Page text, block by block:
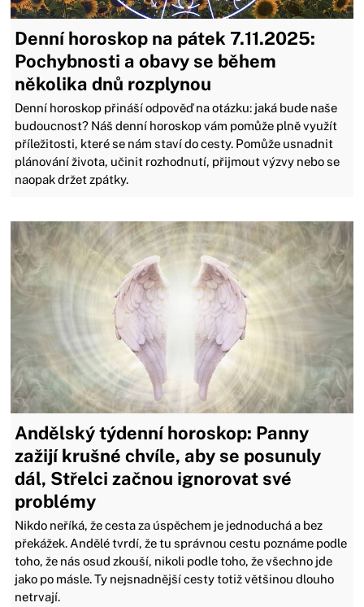
Denní horoskop na pátek 7.11.2025:
Pochybnosti a obavy se během
několika dnů rozplynou
Denní horoskop přináší odpověď na otázku: jaká bude naše
budoucnost? Náš denní horoskop vám pomůže plně využít
příležitosti, které se nám staví do cesty. Pomůže usnadnit
plánování života, učinit rozhodnutí, přijmout výzvy nebo se
naopak držet zpátky.
Andělský týdenní horoskop: Panny
zažijí krušné chvíle, aby se posunuly
dál, Střelci začnou ignorovat své
problémy
Nikdo neříká, že cesta za úspěchem je jednoduchá a bez
překážek. Andělé tvrdí, že tu správnou cestu poznáme podle
toho, že nás osud zkouší, nikoli podle toho, že všechno jde
jako po másle. Ty nejsnadnější cesty totiž většinou dlouho
netrvají.